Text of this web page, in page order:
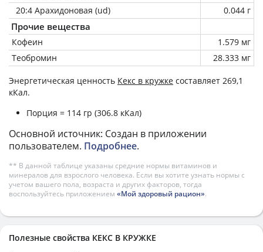
20:4 Арахидоновая (ud)
0.044 г
Прочие вещества
Кофеин
1.579 мг
Теобромин
28.333 мг
Энергетическая ценность Кекс в кружке составляет 269,1
кКал.
Порция = 114 гр (306.8 кКал)
Основной источник: Создан в приложении
пользователем. Подробнее.
** В данной таблице указаны средние нормы витаминов и
минералов для взрослого человека. Если вы хотите узнать нормы с
учетом вашего пола, возраста и других факторов, тогда
воспользуйтесь приложением «Мой здоровый рацион».
Полезные свойства КЕКС В КРУЖКЕ